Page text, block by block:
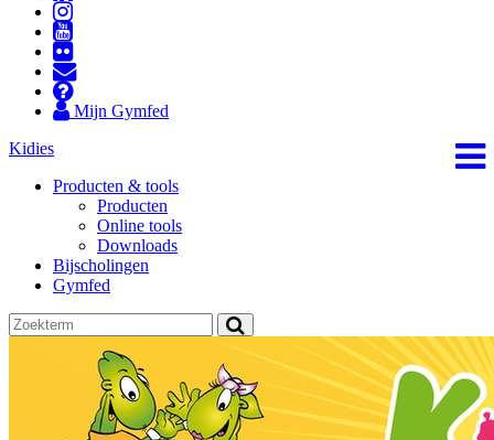
Mijn Gymfed
Kidies
Producten & tools
Producten
Online tools
Downloads
Bijscholingen
Gymfed